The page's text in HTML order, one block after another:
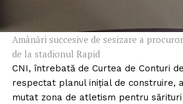
Amânări succesive de sesizare a
de la stadionul Rapid
CNI, întrebată de Curtea de Conturi
respectat planul inițial de construire,
mutat zona de atletism pentru